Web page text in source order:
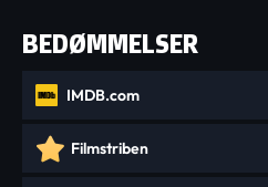
BEDØMMELSER
IMDB.com
Filmstriben